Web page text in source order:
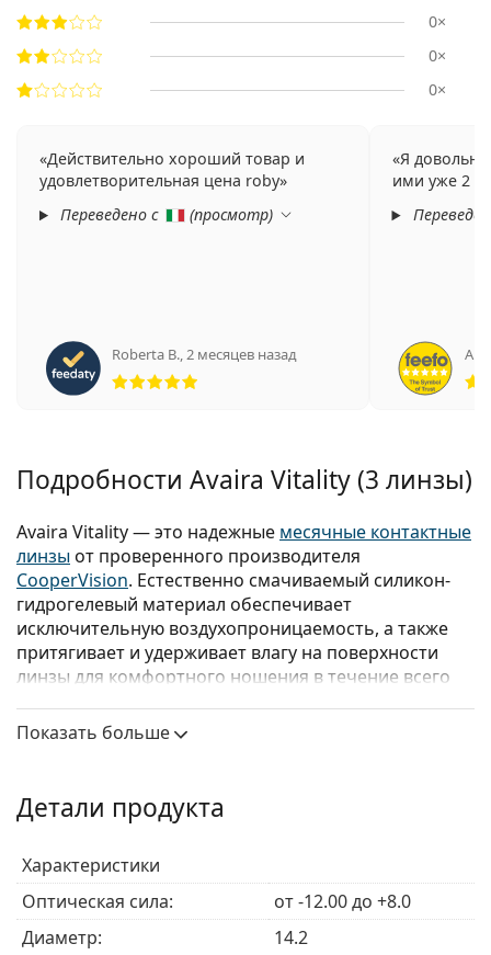
0×
0×
0×
Действительно хороший товар и
удовлетворительная цена roby
Переведено с
(просмотр)
Roberta B.,2 месяцев назад
Рейтинг 5 из 5
Я
ими уже 2
Подробности Avaira Vitality (3 линзы)
Avaira Vitality — это надежные месячные контактные
линзыот проверенного производителя
CooperVision. Естественно смачиваемый силикон-
гидрогелевый материал обеспечивает
исключительную воздухопроницаемость, а также
притягивает и удерживает влагу на поверхности
линзы для комфортного ношения в течение всего
Для тех, кто ищетконтактные линзы
Основные преимущества
Высокая воздухопроницаемость– Высокая
кислородопроницаемость способствует ясности
и белизне глаз, обеспечивая комфортное
Показать больше
Детали продукта
Характеристики
Оптическая сила:
от -12.00 до +8.0
Диаметр:
14.2